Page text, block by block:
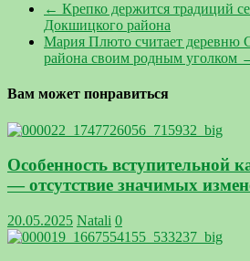
← Крепко держится традиций
Докшицкого района
Мария Плюто считает деревню
района своим родным уголком
Вам может понравиться
Особенность вступительной
— отсутствие значимых
20.05.2025 Natali 0